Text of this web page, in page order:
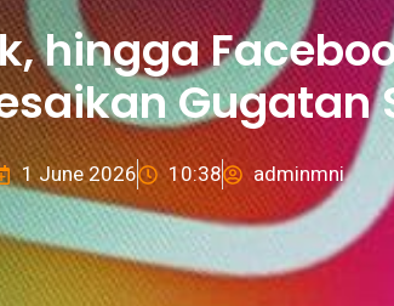
hingga
Gugatan
1 June 2026 10:38 adminmni